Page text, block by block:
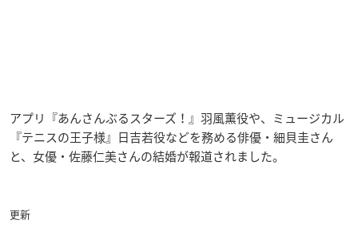
アプリ『あんさんぶるスターズ！』羽風薫役や、ミュージカル
『テニスの王子様』日吉若役などを務める俳優・細貝圭さん
と、女優・佐藤仁美さんの結婚が報道されました。
更新